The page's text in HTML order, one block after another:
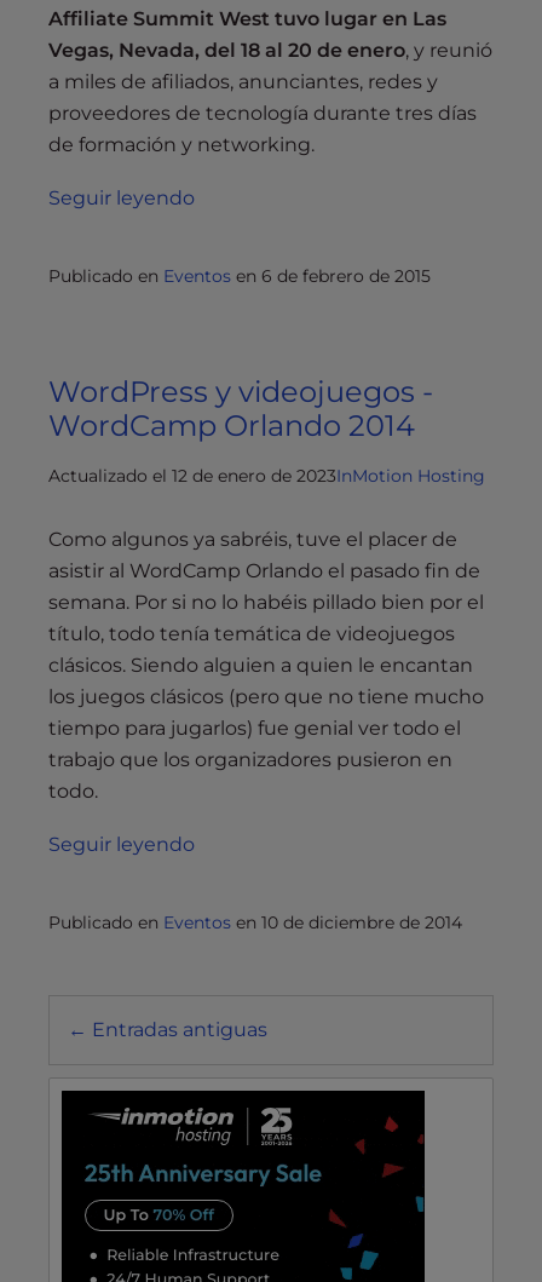
Affiliate Summit West tuvo lugar en Las
Vegas, Nevada, del 18 al 20 de enero, y reunió
a miles de afiliados, anunciantes, redes y
proveedores de tecnología durante tres días
de formación y networking.
Seguir leyendo
Publicado en Eventos en 6 de febrero de 2015
WordPress y videojuegos -
WordCamp Orlando 2014
Actualizado el 12 de enero de 2023InMotion Hosting
Como algunos ya sabréis, tuve el placer de
asistir al WordCamp Orlando el pasado fin de
semana. Por si no lo habéis pillado bien por el
título, todo tenía temática de videojuegos
clásicos. Siendo alguien a quien le encantan
los juegos clásicos (pero que no tiene mucho
tiempo para jugarlos) fue genial ver todo el
trabajo que los organizadores pusieron en
todo.
Seguir leyendo
Publicado en Eventos en 10 de diciembre de 2014
navegación
← Entradas antiguas